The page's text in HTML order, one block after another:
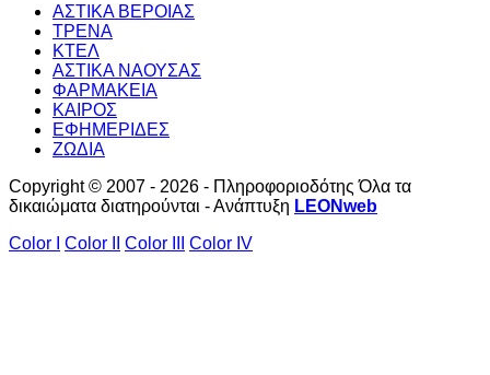
ΑΣΤΙΚΑ ΒΕΡΟΙΑΣ
ΤΡΕΝΑ
ΚΤΕΛ
ΑΣΤΙΚΑ ΝΑΟΥΣΑΣ
ΦΑΡΜΑΚΕΙΑ
ΚΑΙΡΟΣ
ΕΦΗΜΕΡΙΔΕΣ
ΖΩΔΙΑ
Copyright © 2007 - 2026 - Πληροφοριοδότης Όλα τα
δικαιώματα διατηρούνται - Ανάπτυξη LEONweb
Color I
Color II Color III Color IV